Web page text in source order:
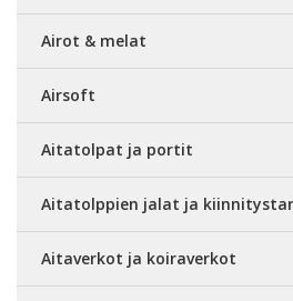
Airot & melat
Airsoft
Aitatolpat ja portit
Aitatolppien jalat ja
Aitaverkot ja koiraverkot